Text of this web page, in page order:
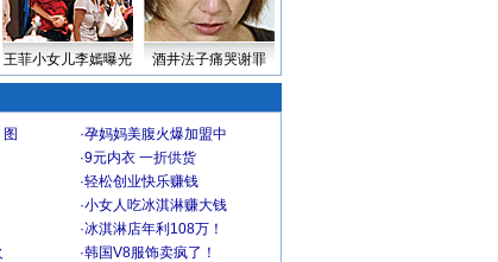
王菲小女儿李嫣曝光 酒井法子痛哭谢罪
·孕妈妈美腹火爆加盟中
·9元内衣 一折供货
·轻松创业快乐赚钱
·小女人吃冰淇淋赚大钱
·冰淇淋店年利108万！
·韩国V8服饰卖疯了！